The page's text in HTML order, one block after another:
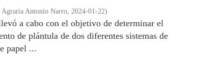
Agraria Antonio Narro, 2024-01-22)
a cabo con el objetivo de determinar el
de plántula de dos diferentes sistemas de
papel ...